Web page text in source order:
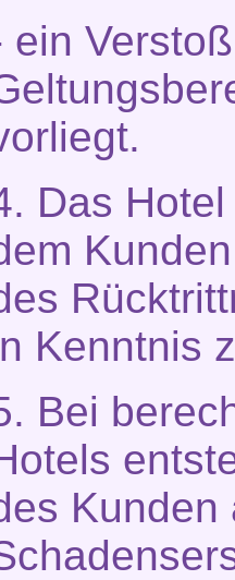
ein
Das
Kenntnis
Bei
Kunden